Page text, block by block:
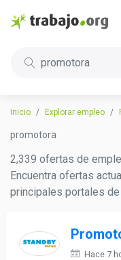
promotora
Inicio Explorar empleo
promotora
2,339 ofertas de
Encuentra ofertas
principales portales
Hace 7